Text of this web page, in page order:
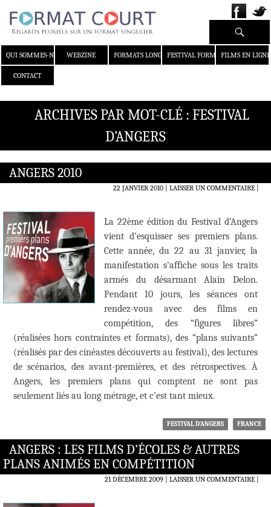
QUI SOMMES-NOUS ?WEBZINE FORMATS LONGS FESTIVAL FORMAT COURT
FILMS EN LIGNE
CONTACT
Recherche
ARCHIVES PAR MOT-CLÉ : FESTIVAL
D’ANGERS
ANGERS 2010
22 JANVIER 2010 LAISSER UN COMMENTAIRE|
La 22ème édition du Festival d’Angers
vient d’esquisser ses premiers plans.
Cette année, du 22 au 31 janvier, la
manifestation s’affiche sous les traits
armés du désarmant Alain Delon.
Pendant 10 jours, les séances ont
rendez-vous avec des films en
compétition, des “figures libres”
(réalisées hors contraintes et formats), des “plans suivants“
(réalisés par des cinéastes découverts au festival), des lectures
de scénarios, des avant-premières, et des rétrospectives. À
Angers, les premiers plans qui comptent ne sont pas
seulement liés au long métrage, et c’est tant mieux.
FESTIVAL D'ANGERS FRANCE
ANGERS : LES FILMS D’ÉCOLES & AUTRES
PLANS ANIMÉS EN COMPÉTITION
21 DÉCEMBRE 2009 LAISSER UN COMMENTAIRE|